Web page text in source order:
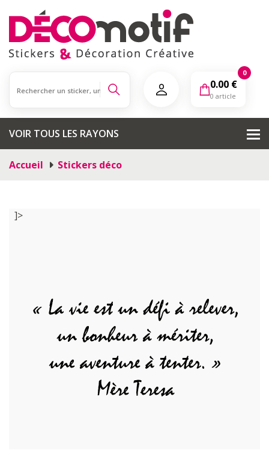
0
0.00 €
0 article
VOIR TOUS LES RAYONS
Accueil Stickers déco
]>